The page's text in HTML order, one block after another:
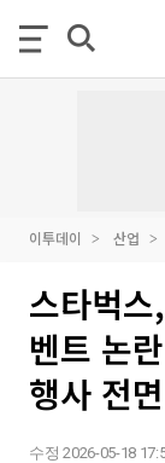
이투데이 산업
스타벅스
벤트 논
행사 전
수정 2026-05-18